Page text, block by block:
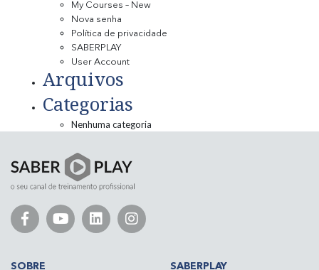
My Courses – New
Nova senha
Política de privacidade
SABERPLAY
User Account
Arquivos
Categorias
Nenhuma categoria
SOBRE
SABERPLAY